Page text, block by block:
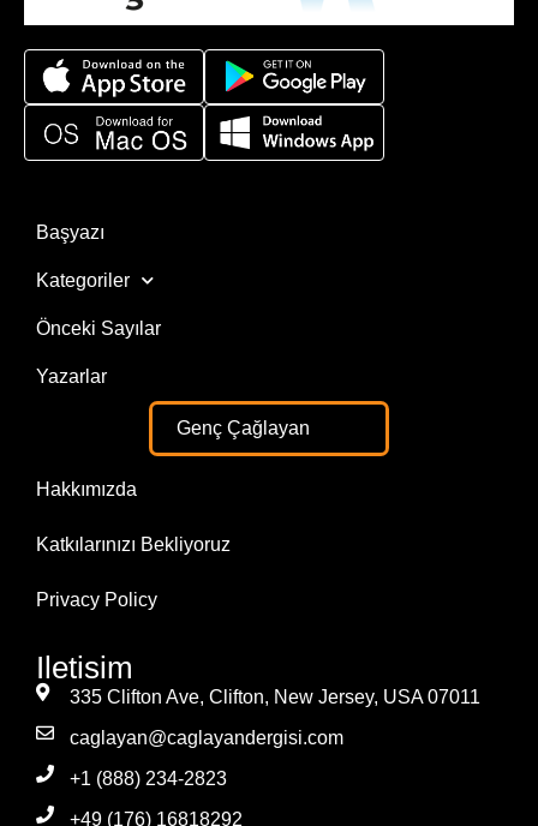
Başyazı
Kategoriler
Önceki Sayılar
Yazarlar
Genç Çağlayan
Hakkımızda
Katkılarınızı Bekliyoruz
Privacy Policy
Iletisim
335 Clifton Ave, Clifton, New Jersey, USA 07011
caglayan@caglayandergisi.com
+1 (888) 234-2823
+49 (176) 16818292